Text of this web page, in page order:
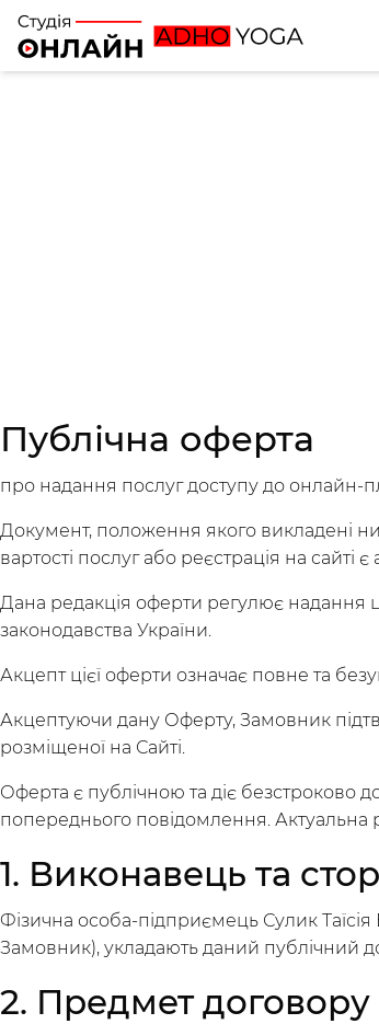
Публічна оферта
про надання послуг доступу до
Документ, положення якого викладені
вартості послуг або реєстрація на сайті
Дана редакція оферти регулює надання
законодавства України.
Акцепт цієї оферти означає повне та
Акцептуючи дану Оферту, Замовник
розміщеної на Сайті.
Оферта є публічною та діє безстроково
попереднього повідомлення. Актуальна
1. Виконавець та
Фізична особа-підприємець Сулик Таїсія
Замовник), укладають даний публічний
2. Предмет договору